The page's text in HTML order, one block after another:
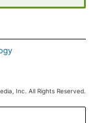
Inc. All Rights Reserved.